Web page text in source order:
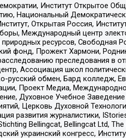
Институт Открытое
Национальный
Открытая Россия,
Международный центр
ресурсов, Свободная
фонд, Прожект Хармони,
преследования в
Ассоциация школ
русский обмен, Бард колледж,
Проект Медиа,
Духовное Учебное
Церковь Духовной
развития журналистики,
Bellingcat, Bellingcat Ltd,
украинский конгресс,